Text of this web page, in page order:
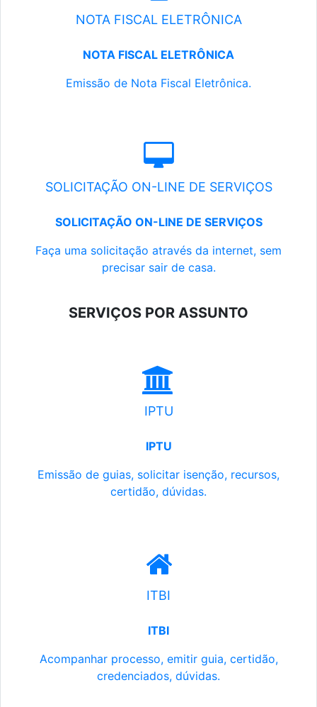
NOTA FISCAL ELETRÔNICA
NOTA FISCAL ELETRÔNICA
Emissão de Nota Fiscal Eletrônica.
SOLICITAÇÃO ON-LINE DE SERVIÇOS
SOLICITAÇÃO ON-LINE DE SERVIÇOS
Faça uma solicitação através da internet, sem
precisar sair de casa.
SERVIÇOS POR ASSUNTO
IPTU
IPTU
Emissão de guias, solicitar isenção, recursos,
certidão, dúvidas.
ITBI
ITBI
Acompanhar processo, emitir guia, certidão,
credenciados, dúvidas.